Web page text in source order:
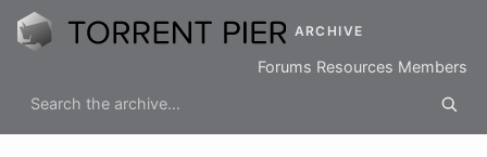
ARCHIVE
Forums Resources Members